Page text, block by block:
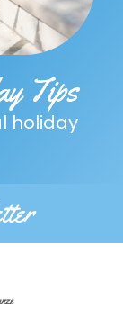
Tips
holiday